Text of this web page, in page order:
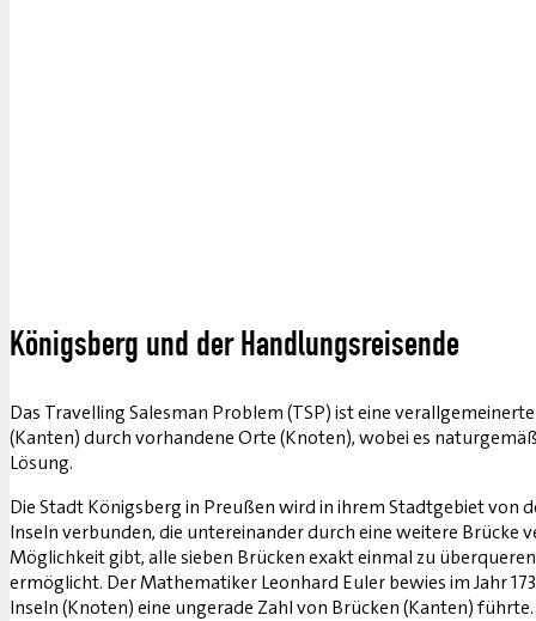
Königsberg und der Handlungsreisende
Das Travelling Salesman Problem (TSP) ist eine
(Kanten) durch vorhandene Orte (Knoten), wobei es
Lösung.
Die Stadt Königsberg in Preußen wird in ihrem Stadtgebiet von
Inseln verbunden, die untereinander durch eine weitere Brücke
Möglichkeit gibt, alle sieben Brücken exakt einmal zu
ermöglicht. Der Mathematiker Leonhard Euler bewies im Jahr
Inseln (Knoten) eine ungerade Zahl von Brücken (Kanten) führte.